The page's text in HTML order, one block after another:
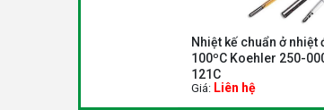
Nhiệt kế chuẩn ở nhiệt
100ºC Koehler 250-
121C
Giá: Liên hệ